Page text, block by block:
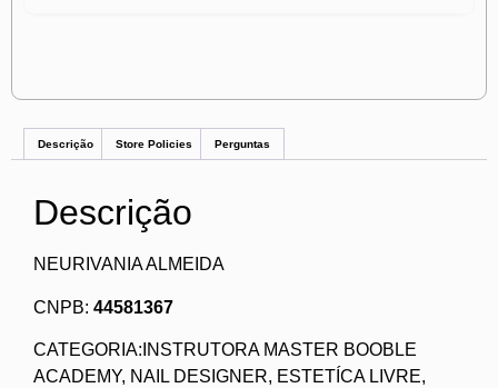
Descrição Store Policies Perguntas
Descrição
NEURIVANIA ALMEIDA
CNPB: 44581367
CATEGORIA:INSTRUTORA MASTER BOOBLE
ACADEMY, NAIL DESIGNER, ESTETÍCA LIVRE,